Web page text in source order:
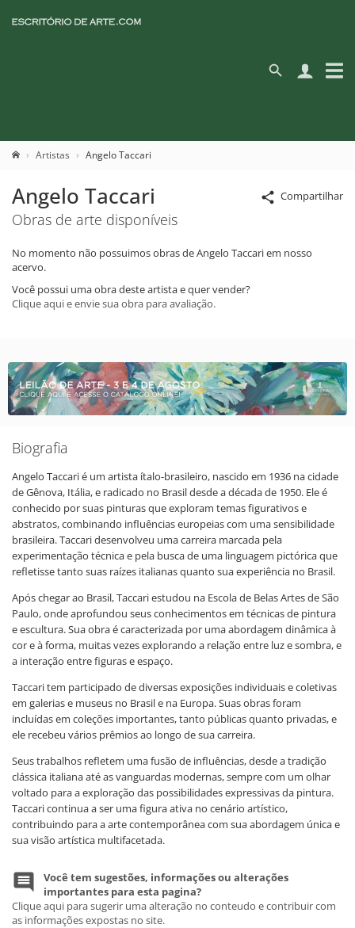
Artistas Angelo Taccari
Compartilhar
Angelo Taccari
Obras de arte disponíveis
No momento não possuimos obras de Angelo Taccari em nosso
acervo.
Você possui uma obra deste artista e quer vender?
Clique aqui e envie sua obra para avaliação.
Biografia
Angelo Taccari é um artista ítalo-brasileiro, nascido em 1936 na cidade
de Gênova, Itália, e radicado no Brasil desde a década de 1950. Ele é
conhecido por suas pinturas que exploram temas figurativos e
abstratos, combinando influências europeias com uma sensibilidade
brasileira. Taccari desenvolveu uma carreira marcada pela
experimentação técnica e pela busca de uma linguagem pictórica que
refletisse tanto suas raízes italianas quanto sua experiência no Brasil.
Após chegar ao Brasil, Taccari estudou na Escola de Belas Artes de São
Paulo, onde aprofundou seus conhecimentos em técnicas de pintura
e escultura. Sua obra é caracterizada por uma abordagem dinâmica à
cor e à forma, muitas vezes explorando a relação entre luz e sombra, e
a interação entre figuras e espaço.
Taccari tem participado de diversas exposições individuais e coletivas
em galerias e museus no Brasil e na Europa. Suas obras foram
incluídas em coleções importantes, tanto públicas quanto privadas, e
ele recebeu vários prêmios ao longo de sua carreira.
Seus trabalhos refletem uma fusão de influências, desde a tradição
clássica italiana até as vanguardas modernas, sempre com um olhar
voltado para a exploração das possibilidades expressivas da pintura.
Taccari continua a ser uma figura ativa no cenário artístico,
contribuindo para a arte contemporânea com sua abordagem única e
sua visão artística multifacetada.
Você tem sugestões, informações ou alterações
importantes para esta pagina?
Clique aqui para sugerir uma alteração no conteudo e contribuir com
as informações expostas no site.